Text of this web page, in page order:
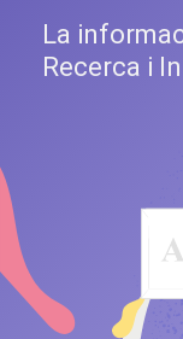
La
Recerca i